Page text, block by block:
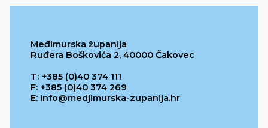
Međimurska županija
Ruđera Boškovića 2, 40000 Čakovec
T: +385 (0)40 374 111
F: +385 (0)40 374 269
E: info@medjimurska-zupanija.hr